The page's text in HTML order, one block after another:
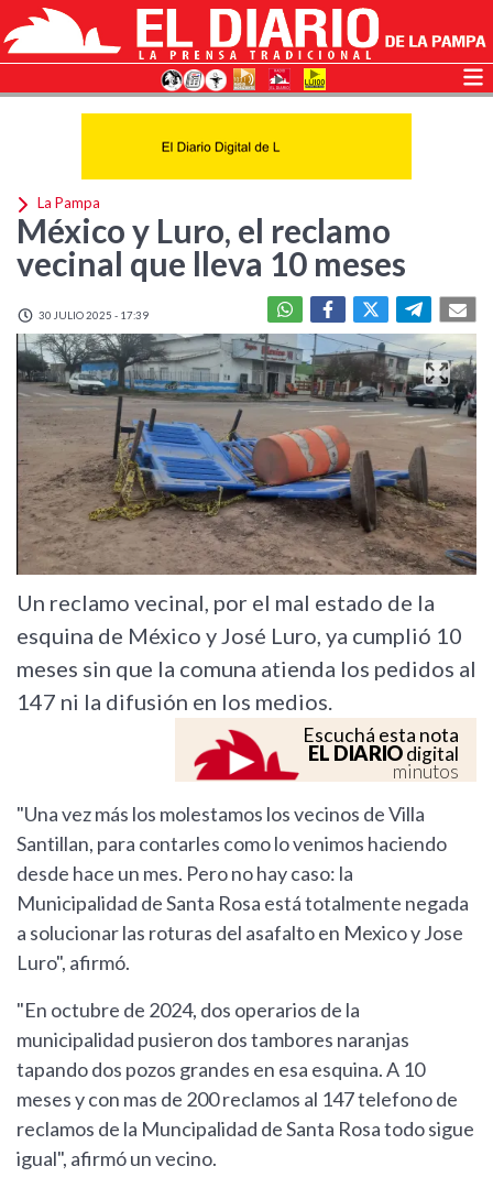
La Pampa
México y Luro, el reclamo
vecinal que lleva 10 meses
30 JULIO 2025 - 17:39
Un reclamo vecinal, por el mal estado de la
esquina de México y José Luro, ya cumplió 10
meses sin que la comuna atienda los pedidos al
147 ni la difusión en los medios.
Escuchá esta nota
EL DIARIOdigital
minutos
"Una vez más los molestamos los vecinos de Villa
Santillan, para contarles como lo venimos haciendo
desde hace un mes. Pero no hay caso: la
Municipalidad de Santa Rosa está totalmente negada
a solucionar las roturas del asafalto en Mexico y Jose
Luro", afirmó.
"En octubre de 2024, dos operarios de la
municipalidad pusieron dos tambores naranjas
tapando dos pozos grandes en esa esquina. A 10
meses y con mas de 200 reclamos al 147 telefono de
reclamos de la Muncipalidad de Santa Rosa todo sigue
igual", afirmó un vecino.